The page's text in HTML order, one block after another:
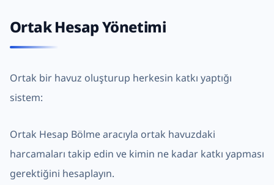
Ortak Hesap Yönetimi
Ortak bir havuz oluşturup herkesin katkı yaptığı
sistem:
Ortak Hesap Bölmearacıyla ortak havuzdaki
harcamaları takip edin ve kimin ne kadar katkı yapması
gerektiğini hesaplayın.